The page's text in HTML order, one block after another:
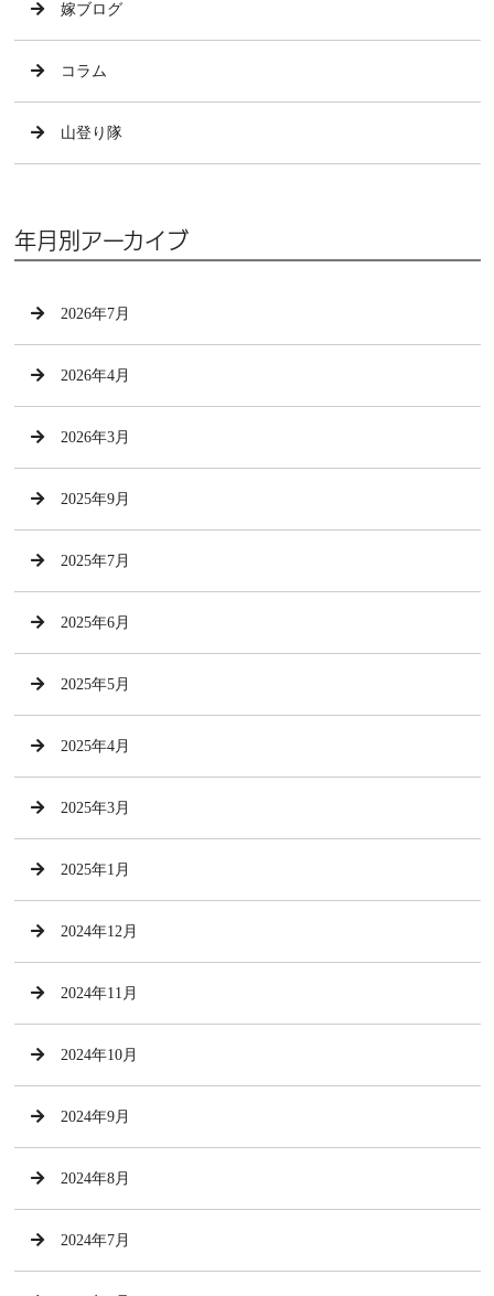
嫁ブログ
コラム
山登り隊
年月別アーカイブ
2026年7月
2026年4月
2026年3月
2025年9月
2025年7月
2025年6月
2025年5月
2025年4月
2025年3月
2025年1月
2024年12月
2024年11月
2024年10月
2024年9月
2024年8月
2024年7月